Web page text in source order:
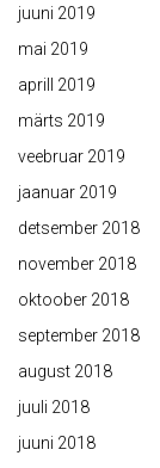
juuni 2019
mai 2019
aprill 2019
märts 2019
veebruar 2019
jaanuar 2019
detsember 2018
november 2018
oktoober 2018
september 2018
august 2018
juuli 2018
juuni 2018